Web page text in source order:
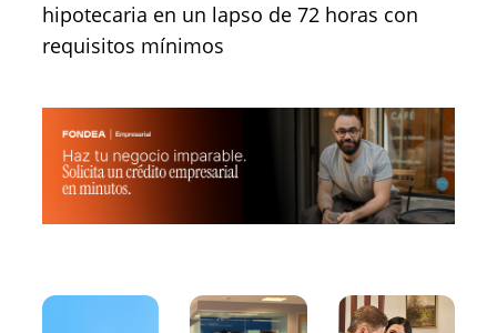
hipotecaria en un lapso de 72 horas con
requisitos mínimos